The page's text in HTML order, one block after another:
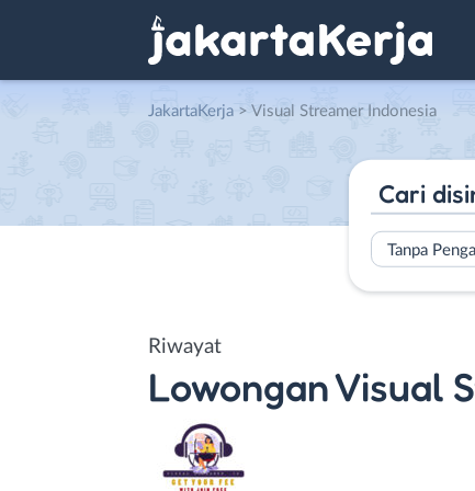
JakartaKerja > Visual Streamer Indonesia
Tanpa
Riwayat
LowonganVisual